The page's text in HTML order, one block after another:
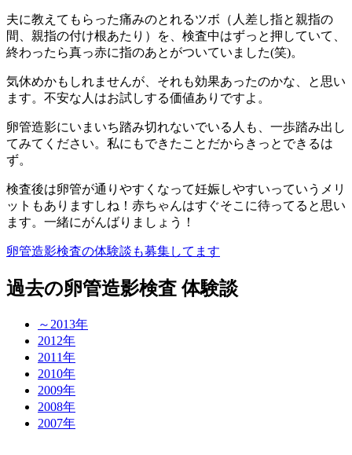
夫に教えてもらった痛みのとれるツボ（人差し指と親指の
間、親指の付け根あたり）を、検査中はずっと押していて、
終わったら真っ赤に指のあとがついていました(笑)。
気休めかもしれませんが、それも効果あったのかな、と思い
ます。不安な人はお試しする価値ありですよ。
卵管造影にいまいち踏み切れないでいる人も、一歩踏み出し
てみてください。私にもできたことだからきっとできるは
ず。
検査後は卵管が通りやすくなって妊娠しやすいっていうメリ
ットもありますしね！赤ちゃんはすぐそこに待ってると思い
ます。一緒にがんばりましょう！
卵管造影検査の体験談も募集してます
過去の卵管造影検査 体験談
～2013年
2012年
2011年
2010年
2009年
2008年
2007年